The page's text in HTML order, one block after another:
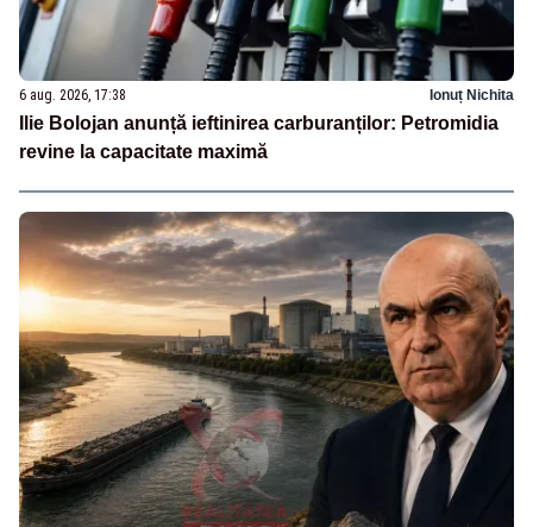
6 aug. 2026, 17:38 Ionuț Nichita
Ilie Bolojan anunță ieftinirea carburanților: Petromidia
revine la capacitate maximă